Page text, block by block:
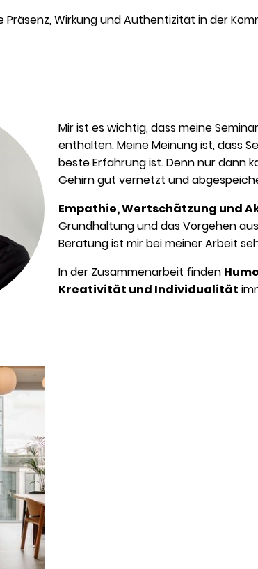
Wirkung und Authentizität in der
Mir ist es wichtig, dass meine
enthalten. Meine Meinung ist, dass
beste Erfahrung ist. Denn nur dann
Gehirn gut vernetzt und
Empathie, Wertschätzung und
Grundhaltung und das Vorgehen
Beratung ist mir bei meiner Arbeit
In der Zusammenarbeit finden
Kreativität und Individualität